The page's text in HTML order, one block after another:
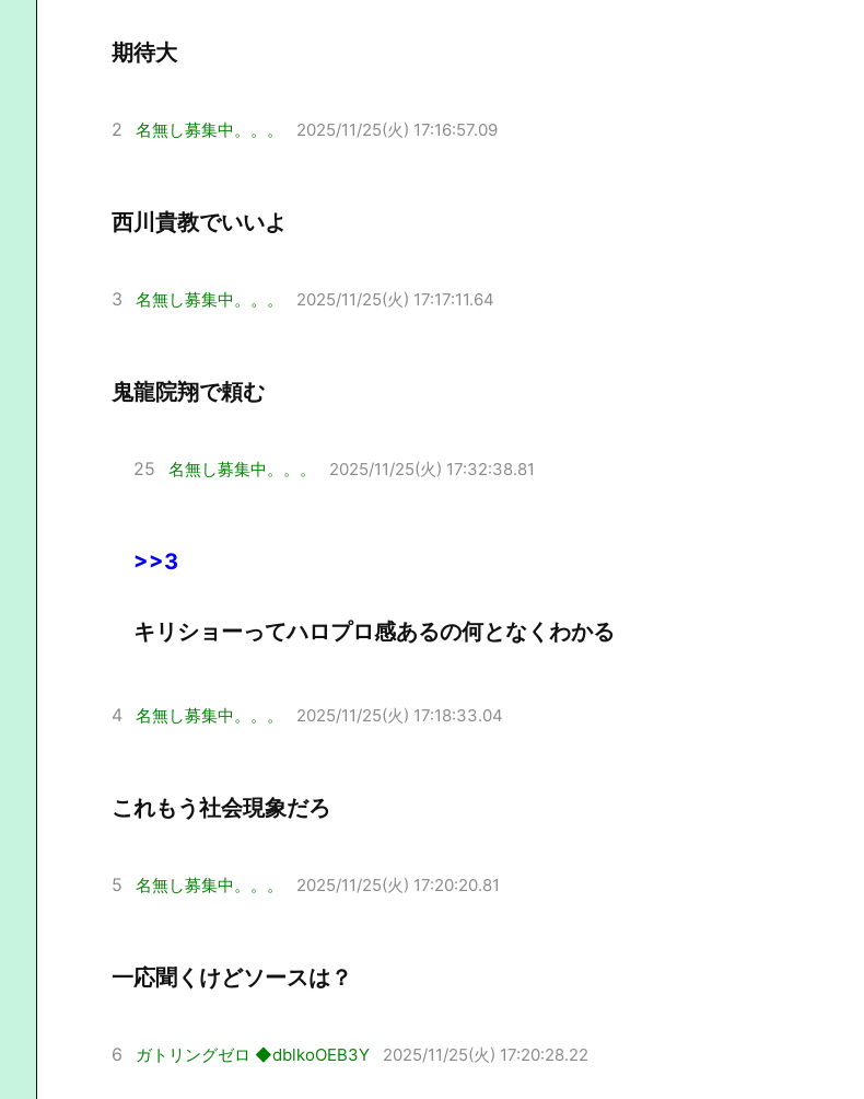
期待大
2 名無し募集中。。。 2025/11/25(火) 17:16:57.09
西川貴教でいいよ
3 名無し募集中。。。 2025/11/25(火) 17:17:11.64
鬼龍院翔で頼む
25 名無し募集中。。。 2025/11/25(火) 17:32:38.81
>>3
キリショーってハロプロ感あるの何となくわかる
4 名無し募集中。。。 2025/11/25(火) 17:18:33.04
これもう社会現象だろ
5 名無し募集中。。。 2025/11/25(火) 17:20:20.81
一応聞くけどソースは？
6 ガトリングゼロ ◆dblkoOEB3Y 2025/11/25(火) 17:20:28.22